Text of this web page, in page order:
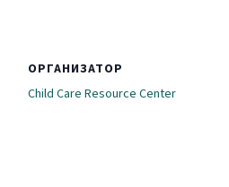
ОРГАНИЗАТОР
Child Care Resource Center